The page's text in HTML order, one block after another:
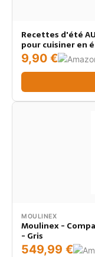
Recettes d'été AU
pour cuisiner en
9,90 €
MOULINEX
Moulinex -
- Gris
549,99 €